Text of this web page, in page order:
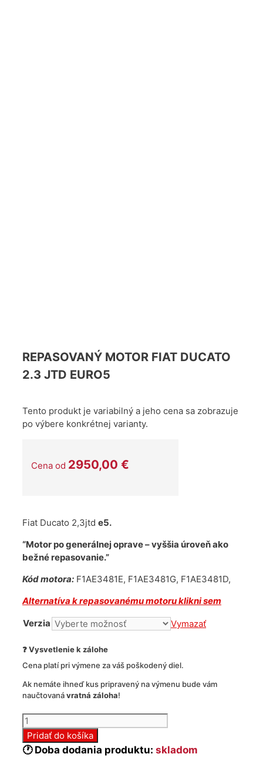
REPASOVANÝ MOTOR FIAT DUCATO
2.3 JTD EURO5
Tento produkt je variabilný a jeho cena sa zobrazuje
po výbere konkrétnej varianty.
Cena od 2950,00 €
Fiat Ducato 2,3jtd e5.
“Motor po generálnej oprave – vyššia úroveň ako
bežné repasovanie.”
Kód motora: F1AE3481E, F1AE3481G, F1AE3481D,
Alternatíva k repasovanému motoru klikni sem
Verzia
Vymazať
❓ Vysvetlenie k zálohe
Cena platí pri výmene za váš poškodený diel.
Ak nemáte ihneď kus pripravený na výmenu bude vám
naučtovanávratná záloha!
množstvo
Repasovaný
motor
Fiat
Pridať do košíka
🕐 Doba dodania produktu: skladom